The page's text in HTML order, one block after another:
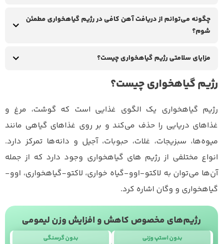
چگونه می‌توانم از دریافت آهن کافی در رژیم گیاهخواری مطمئن
شوم؟
مزایای سلامتی رژیم گیاهخواری چیست؟
رژیم گیاهخواری چیست؟
رژیم گیاهخواری یک الگوی غذایی است که گوشت، مرغ و
غذاهای دریایی را حذف می‌کند و بر روی غذاهای گیاهی مانند
میوه‌ها، سبزیجات، غلات، حبوبات، آجیل و دانه‌ها تمرکز دارد.
انواع مختلفی از رژیم های گیاهخواری وجود دارد که از جمله
آن‌ها می‌توان به لاکتو-اوو-گیاه خواری، لاکتو-گیاهخواری، اوو-
گیاهخواری و وگان اشاره کرد.
رژیم‌های مخصوص کاهش و افزایش وزن لیمومی
بدون استپ وزنی
بدون گرسنگی